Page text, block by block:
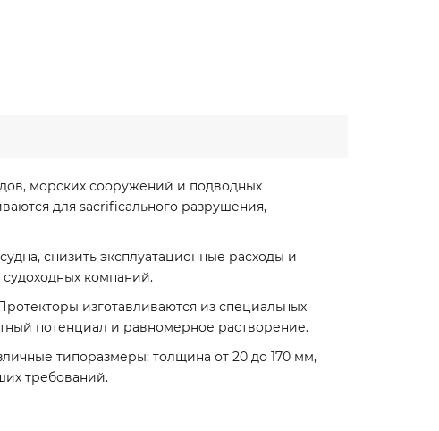
морских сооружений и подводных
для sacrificального разрушения,
снизить эксплуатационные расходы и
компаний.
изготавливаются из специальных
потенциал и равномерное растворение.
типоразмеры: толщина от 20 до 170 мм,
требований.